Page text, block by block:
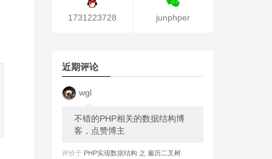
1731223728 junphper
近期评论
wgl
不错的PHP相关的数据结构博
客，点赞博主
评价于 PHP实现数据结构 之 遍历二叉树